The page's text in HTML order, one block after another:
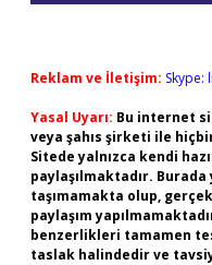
Reklam ve İletişim: Skype:
Yasal Uyarı: Bu internet
veya şahıs şirketi ile
Sitede yalnızca kendi
paylaşılmaktadır.
taşımamakta olup,
paylaşım
benzerlikleri tamamen
taslak halindedir ve